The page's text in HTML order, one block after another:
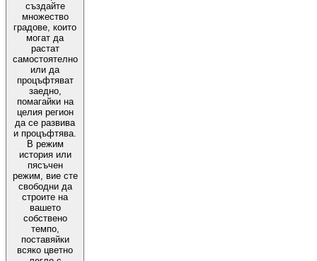
създайте
множество
градове, които
могат да
растат
самостоятелно
или да
процъфтяват
заедно,
помагайки на
целия регион
да се развива
и процъфтява.
В режим
история или
пясъчен
режим, вие сте
свободни да
строите на
вашето
собствено
темпо,
поставяйки
всяко цветно